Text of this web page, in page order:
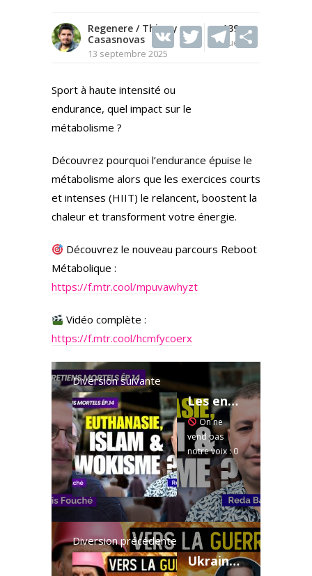
Regenere / Thierry
Casasnovas
13 septembre 2025
139
Vues
V T T
Sport à haute intensité ou
endurance, quel impact sur le
métabolisme ?
Découvrez pourquoi l’endurance épuise le
métabolisme alors que les exercices courts
et intenses (HIIT) le relancent, boostent la
chaleur et transforment votre énergie.
Découvrez le nouveau parcours Reboot
Métabolique :
https://f.mtr.cool/mpuvawhyzt
Vidéo complète :
https://f.mtr.cool/hcmfycoerx
Diversion suivante
Les entretiens mortels - Ep.14 : Reda Bahassou - l'euthanasie, l'Islam et le wokisme ?
On ne
vend pas
notre voix : 0
monétisation
, 0 sponsor,
100%
indépendant
. Les pubs
sont
imposées
par YouTube
Diversion précédente
Ukraine : la guerre cache-misère de Macron ? - Nicolas Dupont-Aignan dans Le Samedi Politique